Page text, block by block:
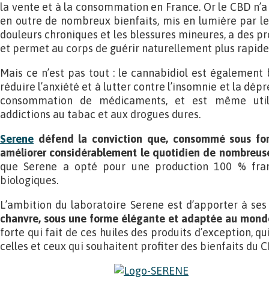
la vente et à la consommation en France. Or le CBD
en outre de nombreux bienfaits, mis en lumière par
douleurs chroniques et les blessures mineures, a des
et permet au corps de guérir naturellement plus
Mais ce n’est pas tout : le cannabidiol est
réduire l’anxiété et à lutter contre l’insomnie et la
consommation de médicaments, et est même
addictions au tabac et aux drogues dures.
Serene défend la conviction que, consommé sous
améliorer considérablement le quotidien de
que Serene a opté pour une production 100 %
biologiques.
L’ambition du laboratoire Serene est d’apporter à
chanvre, sous une forme élégante et adaptée au
forte qui fait de ces huiles des produits d’exception,
celles et ceux qui souhaitent profiter des bienfaits du